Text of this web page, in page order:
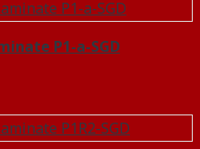
P1-a-SGD